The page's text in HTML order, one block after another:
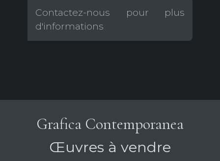
Contactez-nous pour plus
d'informations
Grafica Contemporanea
Œuvres à vendre